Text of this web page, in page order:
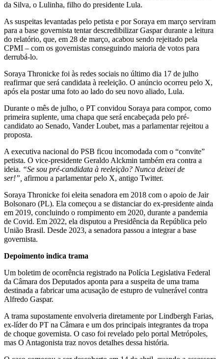
da Silva, o Lulinha, filho do presidente Lula.
As suspeitas levantadas pelo petista e por Soraya em março serviram
para a base governista tentar descredibilizar Gaspar durante a leitura
do relatório, que, em 28 de março, acabou sendo rejeitado pela
CPMI – com os governistas conseguindo maioria de votos para
derrubá-lo.
Soraya Thronicke foi às redes sociais no último dia 17 de julho
reafirmar que será candidata à reeleição. O anúncio ocorreu pelo X,
após ela postar uma foto ao lado do seu novo aliado, Lula.
Durante o mês de julho, o PT convidou Soraya para compor, como
primeira suplente, uma chapa que será encabeçada pelo pré-
candidato ao Senado, Vander Loubet, mas a parlamentar rejeitou a
proposta.
A executiva nacional do PSB ficou incomodada com o “convite”
petista. O vice-presidente Geraldo Alckmin também era contra a
ideia. “Se sou pré-candidata à reeleição? Nunca deixei de
ser!”, afirmou a parlamentar pelo X, antigo Twitter.
Soraya Thronicke foi eleita senadora em 2018 com o apoio de Jair
Bolsonaro (PL). Ela começou a se distanciar do ex-presidente ainda
em 2019, concluindo o rompimento em 2020, durante a pandemia
de Covid. Em 2022, ela disputou a Presidência da República pelo
União Brasil. Desde 2023, a senadora passou a integrar a base
governista.
Depoimento indica trama
Um boletim de ocorrência registrado na Polícia Legislativa Federal
da Câmara dos Deputados aponta para a suspeita de uma trama
destinada a fabricar uma acusação de estupro de vulnerável contra
Alfredo Gaspar.
A trama supostamente envolveria diretamente por Lindbergh Farias,
ex-líder do PT na Câmara e um dos principais integrantes da tropa
de choque governista. O caso foi revelado pelo portal Metrópoles,
mas O Antagonista traz novos detalhes dessa história.